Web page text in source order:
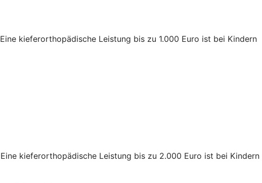
kieferorthopädische Leistung bis zu 1.000 Euro ist bei Kindern
kieferorthopädische Leistung bis zu 2.000 Euro ist bei Kindern